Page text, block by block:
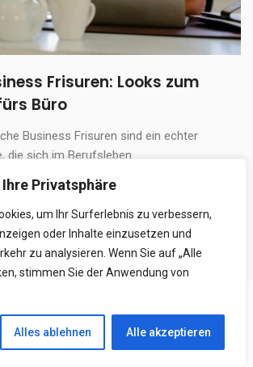
Privatsphäre
um Ihr Surferlebnis zu verbessern,
oder Inhalte einzusetzen und
zu analysieren. Wenn Sie auf „Alle
stimmen Sie der Anwendung von
Alles ablehnen Alle akzeptieren
Frisuren: Looks zum
Büro
Business Frisuren sind ein echter
die sich im Berufsleben ...
ANSEHEN IN BEAUTY